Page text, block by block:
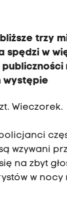
trzy
spędzi w
występie
Wieczorek.
wzywani
na zbyt
w nocy